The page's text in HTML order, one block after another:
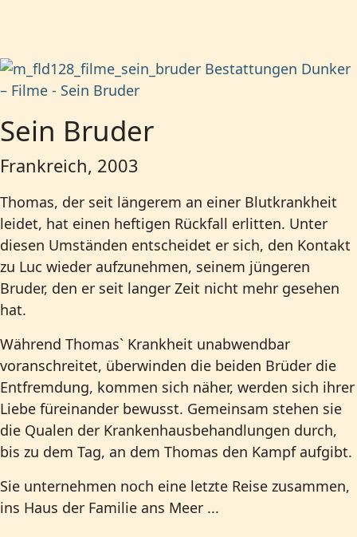
Sein Bruder
Frankreich, 2003
Thomas, der seit längerem an einer Blutkrankheit
leidet, hat einen heftigen Rückfall erlitten. Unter
diesen Umständen entscheidet er sich, den Kontakt
zu Luc wieder aufzunehmen, seinem jüngeren
Bruder, den er seit langer Zeit nicht mehr gesehen
hat.
Während Thomas` Krankheit unabwendbar
voranschreitet, überwinden die beiden Brüder die
Entfremdung, kommen sich näher, werden sich ihrer
Liebe füreinander bewusst. Gemeinsam stehen sie
die Qualen der Krankenhausbehandlungen durch,
bis zu dem Tag, an dem Thomas den Kampf aufgibt.
Sie unternehmen noch eine letzte Reise zusammen,
ins Haus der Familie ans Meer ...